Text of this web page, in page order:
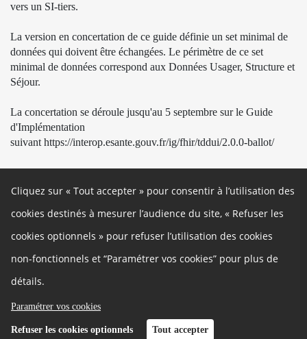
vers un SI-tiers.
La version en concertation de ce guide définie un set minimal de
données qui doivent être échangées. Le périmètre de ce set
minimal de données correspond aux Données Usager, Structure et
Séjour.
La concertation se déroule jusqu'au 5 septembre sur le Guide
d'Implémentation
suivant https://interop.esante.gouv.fr/ig/fhir/tddui/2.0.0-ballot/
Cliquez sur « Tout accepter » pour consentir à l’utilisation des
cookies destinés à mesurer l’audience du site, « Refuser les
cookies optionnels » pour refuser l’utilisation des cookies
non-fonctionnels et “Paramétrer vos cookies” pour plus de
détails.
Paramétrer vos cookies
Refuser les cookies optionnels Tout accepter
Site officiel Linkedin Twitter
Autres liens
Cookies
Charte de participation